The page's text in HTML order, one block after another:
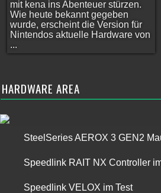
mit kena ins Abenteuer stürzen.
Wie heute bekannt gegeben
wurde, erscheint die Version für
Nintendos aktuelle Hardware von
...
HARDWARE AREA
SteelSeries AEROX 3 GEN2
Speedlink RAIT NX Controller
Speedlink VELOX im Test